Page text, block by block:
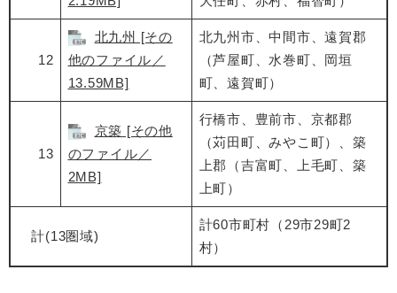
12
北九州 [その
他のファイル／
13.59MB]
北九州市、中間市、遠賀郡
（芦屋町、水巻町、岡垣
町、遠賀町）
13
京築 [その他
のファイル／
2MB]
行橋市、豊前市、京都郡
（苅田町、みやこ町）、築
上郡（吉富町、上毛町、築
上町）
計(13圏域)
計60市町村（29市29町2
村）